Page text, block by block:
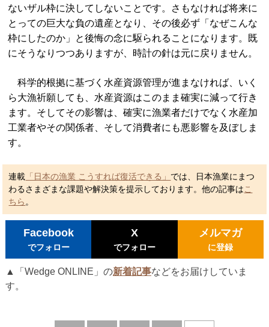
ないザル枠に決してしないことです。さもなければ将来に
とっての巨大な負の遺産となり、その後必ず「なぜこんな
枠にしたのか」と後悔の念に駆られることになります。既
にそうなりつつありますが、時計の針は元に戻りません。
科学的根拠に基づく水産資源管理が進まなければ、いく
ら大漁祈願しても、水産資源はこのまま確実に減って行き
ます。そしてその影響は、確実に漁業者だけでなく水産加
工業者やその関係者、そして消費者にも悪影響を及ぼしま
す。
連載 「日本の漁業 こうすれば復活できる」 では、日本漁業にまつ
わるさまざまな課題や解決策を提示しております。他の記事はこ
ちら 。
Facebook
でフォロー
X
でフォロー
メルマガ
に登録
▲「Wedge ONLINE」の新着記事などをお届けしていま
す。